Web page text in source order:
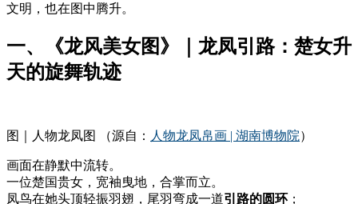
文明，也在图中腾升。
一、《龙风美女图》｜龙凤引路：楚女升
天的旋舞轨迹
图｜人物龙凤图 （源自： 人物龙凤帛画 | 湖南博物院）
画面在静默中流转。
一位楚国贵女，宽袖曳地，合掌而立。
凤鸟在她头顶轻振羽翅，尾羽弯成一道引路的圆环 ；